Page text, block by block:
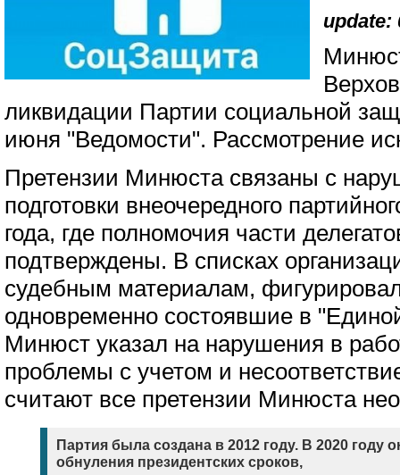
update:
ликвидации Партии социальной
июня "Ведомости". Рассмотрение
Претензии Минюста связаны с
подготовки внеочередного
года, где полномочия части
подтверждены. В списках
судебным материалам,
одновременно состоявшие в
Минюст указал на нарушения в
проблемы с учетом и
считают все претензии Минюста
Партия была создана в 2012 году. В 2020 году
обнуления президентских сроков,